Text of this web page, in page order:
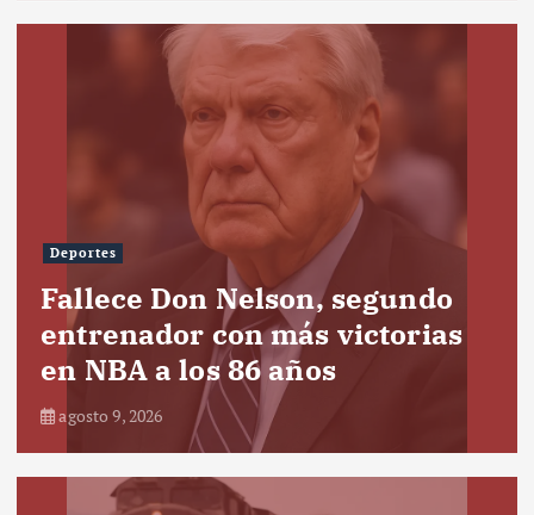
Deportes
Fallece Don Nelson, segundo
entrenador con más victorias
en NBA a los 86 años
agosto 9, 2026